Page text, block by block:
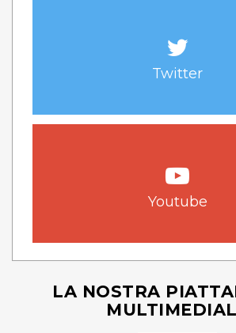
Twitter
Youtube
LA NOSTRA